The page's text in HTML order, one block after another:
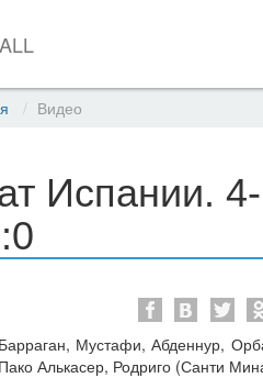
Видео
Испании.
Мустафи, Абденнур,
Алькасер, Родриго (Санти